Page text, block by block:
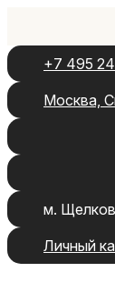
+7 495
Москва,
м.
Личный